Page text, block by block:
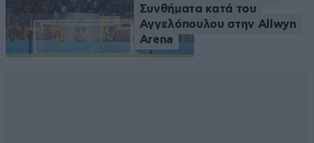
Συνθήματα κατά του
Αγγελόπουλου στην Allwyn
Arena